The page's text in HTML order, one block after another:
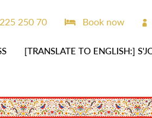
[TRANSLATE TO ENGLISH:]
250 70 Book now